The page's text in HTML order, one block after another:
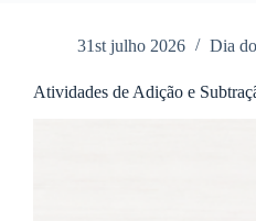
31st julho 2026 Dia
Atividades de Adição e